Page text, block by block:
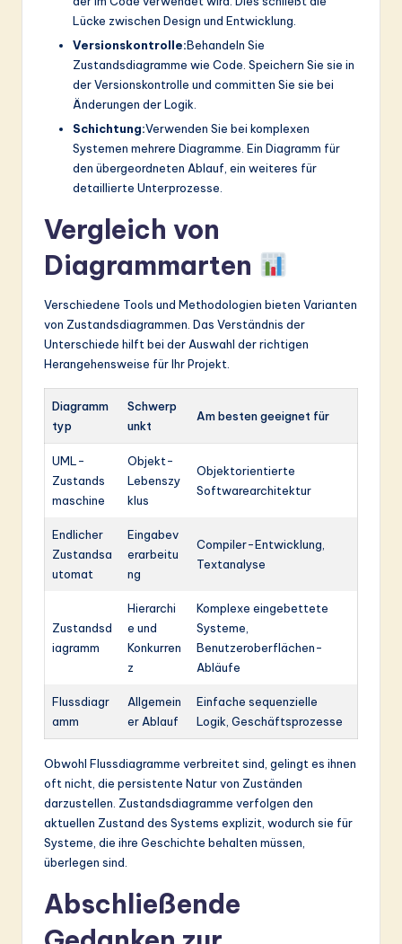
Lücke zwischen Design und Entwicklung.
Versionskontrolle:Behandeln Sie
Zustandsdiagramme wie Code. Speichern Sie sie in
der Versionskontrolle und committen Sie sie bei
Änderungen der Logik.
Schichtung:Verwenden Sie bei komplexen
Systemen mehrere Diagramme. Ein Diagramm für
den übergeordneten Ablauf, ein weiteres für
detaillierte Unterprozesse.
Vergleich von
Diagrammarten
Verschiedene Tools und Methodologien bieten Varianten
von Zustandsdiagrammen. Das Verständnis der
Unterschiede hilft bei der Auswahl der richtigen
Herangehensweise für Ihr Projekt.
Diagramm
typ
Schwerp
unkt
Am besten geeignet für
UML-
Zustands
maschine
Objekt-
Lebenszy
klus
Objektorientierte
Softwarearchitektur
Endlicher
Zustandsa
utomat
Eingabev
erarbeitu
ng
Compiler-Entwicklung,
Textanalyse
Zustandsd
iagramm
Hierarchi
e und
Konkurren
z
Komplexe eingebettete
Systeme,
Benutzeroberflächen-
Abläufe
Flussdiagr
amm
Allgemein
er Ablauf
Einfache sequenzielle
Logik, Geschäftsprozesse
Obwohl Flussdiagramme verbreitet sind, gelingt es ihnen
oft nicht, die persistente Natur von Zuständen
darzustellen. Zustandsdiagramme verfolgen den
aktuellen Zustand des Systems explizit, wodurch sie für
Systeme, die ihre Geschichte behalten müssen,
überlegen sind.
Abschließende